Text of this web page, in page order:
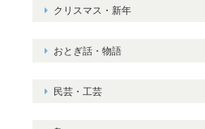
クリスマス・新年
おとぎ話・物語
民芸・工芸